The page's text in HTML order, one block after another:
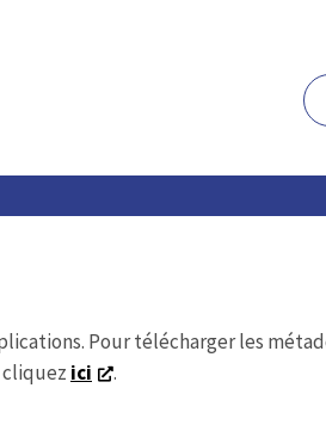
Pour télécharger les
ici .